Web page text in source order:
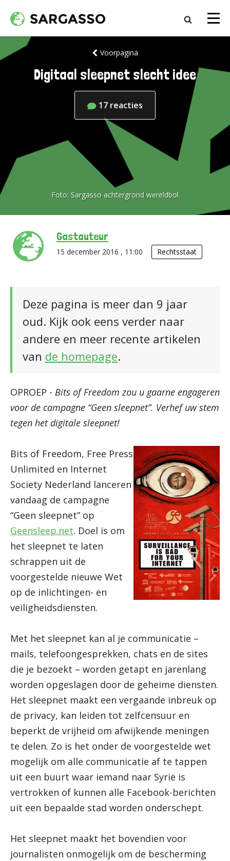
Voorpagina
Digitaal sleepnet slecht idee
17 reacties
Foto: Sargasso achtergrond wereldbol
Gastauteur
15 december 2016 , 11:00 Rechtsstaat
Deze pagina is meer dan 9 jaar
oud. Kijk ook eens verder naar
andere en meer recente artikelen
van de homepage.
OPROEP - Bits of Freedom zou u gaarne engageren
voor de campagne “Geen sleepnet”. Verhef uw stem
tegen het digitale sleepnet!
Bits of Freedom, Free Press
Unlimited en Internet
Society Nederland lanceren
vandaag de campagne
“Geen sleepnet” op
Geensleep.net. Doel is om
het sleepnet te laten
schrappen uit de
voorgestelde nieuwe Wet
op de inlichtingen- en
veiligheidsdiensten.
Met het sleepnet kan al je communicatie –
mails, telefoongesprekken, chats en de sites
die je bezoekt – worden getapt en jarenlang
worden opgeslagen door de geheime diensten.
Het sleepnet maakt een vergaande inbreuk op
de privacy, kan leiden tot zelfcensuur en
beperkt de vrijheid om afwijkende meningen
te delen. Zo is het onder de voorgestelde wet
mogelijk om alle communicatie af te tappen
uit een buurt waar iemand naar Syrië is
vertrokken of kunnen alle Facebook-berichten
uit een bepaalde stad worden onderschept.
Het sleepnet maakt het bovendien voor
journalisten onmogelijk om de bescherming